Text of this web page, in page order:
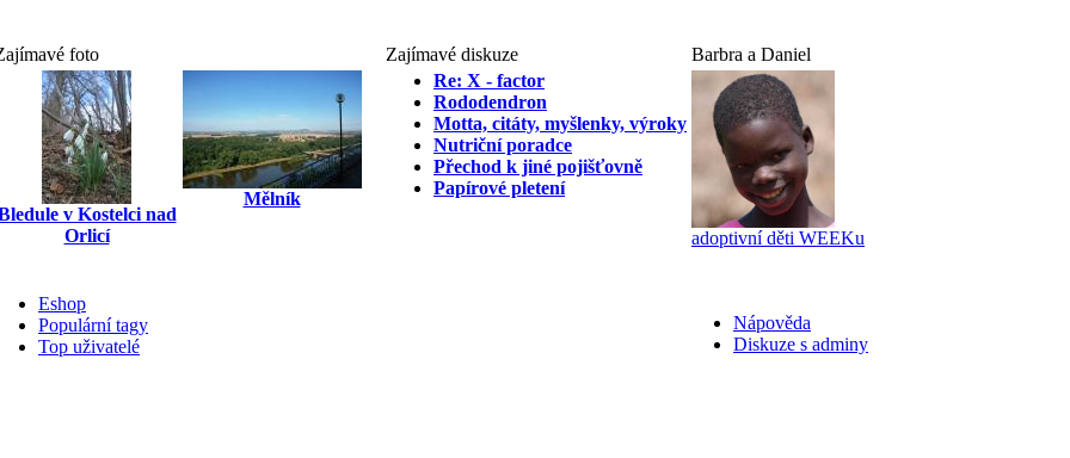
foto Zajímavé diskuze Barbra a Daniel
v Kostelci nad
Orlicí
Mělník
Re: X - factor
Rododendron
Motta, citáty, myšlenky, výroky
Nutriční poradce
Přechod k jiné pojišťovně
Papírové pletení
adoptivní děti WEEKu
Nápověda
Diskuze s adminy
Eshop
Populární tagy
Top uživatelé